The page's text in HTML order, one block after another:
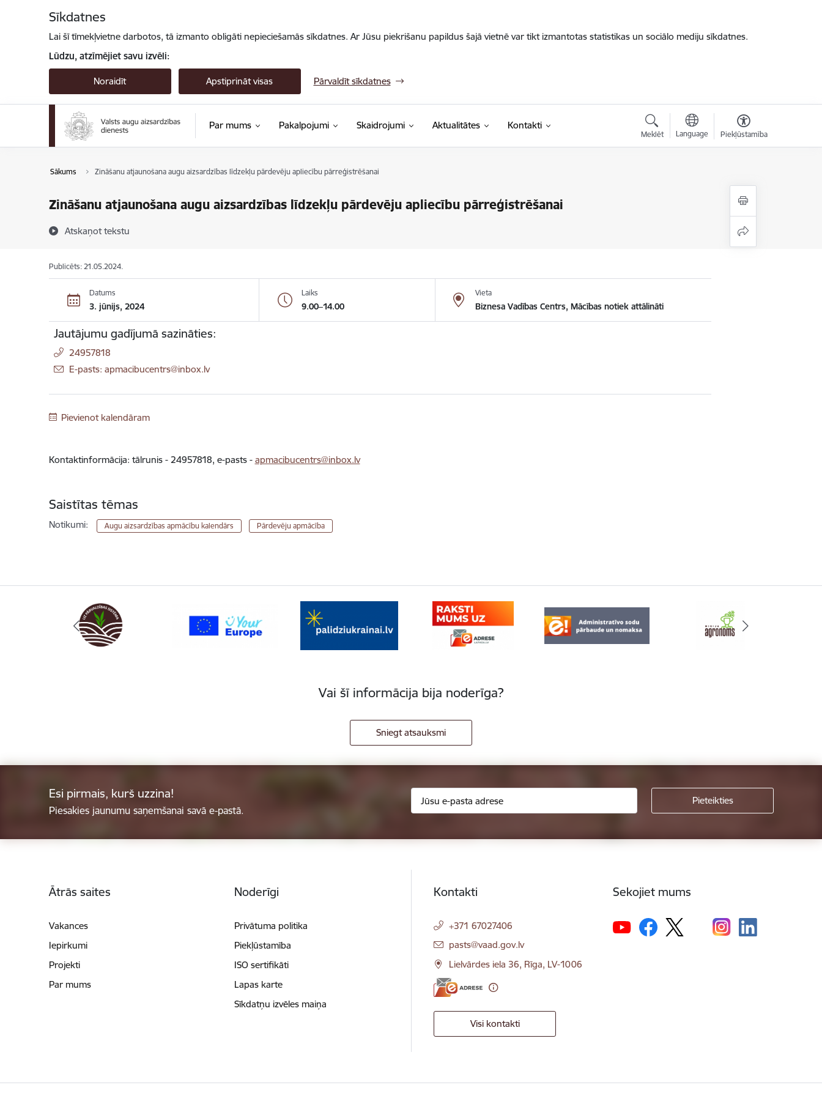
Sīkdatnes
Lai šī tīmekļvietne darbotos, tā izmanto obligāti nepieciešamās sīkdatnes. Ar Jūsu piekrišanu papildus šajā vietnē var tikt izmantotas statistikas un sociālo mediju sīkdatnes.
Lūdzu, atzīmējiet savu izvēli:
Noraidīt Apstiprināt visas Pārvaldīt sīkdatnes
Par mums Pakalpojumi Skaidrojumi Aktualitātes Kontakti
Meklēt Language Piekļūstamība
Sākums Zināšanu atjaunošana augu aizsardzības līdzekļu pārdevēju apliecību pārreģistrēšanai
Zināšanu atjaunošana augu aizsardzības līdzekļu pārdevēju apliecību pārreģistrēšanai
Atskaņot tekstu
Publicēts: 21.05.2024.
Datums
3. jūnijs, 2024
Laiks
9.00–14.00
Vieta
Biznesa Vadības Centrs, Mācības notiek attālināti
Jautājumu gadījumā sazināties:
24957818
E-pasts: apmacibucentrs@inbox.lv
Pievienot kalendāram
Kontaktinformācija: tālrunis - 24957818, e-pasts - apmacibucentrs@inbox.lv
Saistītas tēmas
Notikumi: Augu aizsardzības apmācību kalendārs Pārdevēju apmācība
Vai šī informācija bija noderīga?
Sniegt atsauksmi
Esi pirmais, kurš uzzina!
Piesakies jaunumu saņemšanai savā e-pastā.
Ātrās saites
Vakances
Iepirkumi
Projekti
Par mums
Noderīgi
Privātuma politika
Piekļūstamība
ISO sertifikāti
Lapas karte
Sīkdatņu izvēles maiņa
Kontakti
+371 67027406
E-pasts:
pasts@vaad.gov.lv
Lielvārdes iela 36, Rīga, LV-1006
Visi kontakti
Sekojiet mums